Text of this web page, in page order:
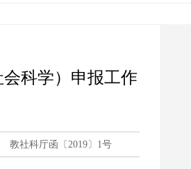
科学）申报工作
教社科厅函〔2019〕1号